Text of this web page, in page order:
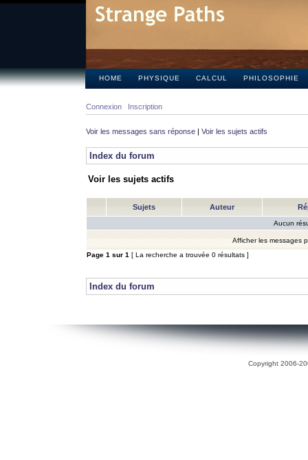
HOME PHYSIQUE CALCUL PHILOSOPHIE
Connexion Inscription
Voir les messages sans réponse | Voir les sujets actifs
Index du forum
Voir les sujets actifs
Sujets Auteur
Aucun
Afficher les messages
Page 1 sur 1 [ La recherche a trouvée 0 résultats ]
Index du forum
Copyright 2006-